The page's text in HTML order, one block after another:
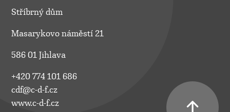
Stříbrný dům
Masarykovo náměstí 21
586 01 Jihlava
+420 774 101 686
cdf@c-d-f.cz
www.c-d-f.cz